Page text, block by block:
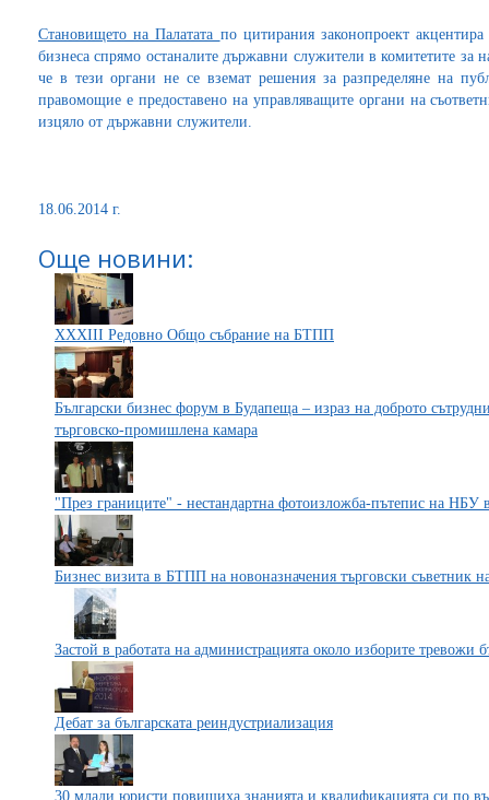
Становището на Палатата по цитирания законопроект
бизнеса спрямо останалите държавни служители в комитетите за
че в тези органи не се вземат решения за разпределяне на
правомощие е предоставено на управляващите органи на
изцяло от държавни служители.
18.06.2014 г.
Още новини:
XXXIII Редовно Общо събрание на БТПП
Български бизнес форум в Будапеща – израз на доброто
търговско-промишлена камара
"През границите" - нестандартна фотоизложба-пътепис на
Бизнес визита в БТПП на новоназначения търговски съветник
Застой в работата на администрацията около изборите тревожи
Дебат за българската реиндустриализация
30 млади юристи повишиха знанията и квалификацията си по